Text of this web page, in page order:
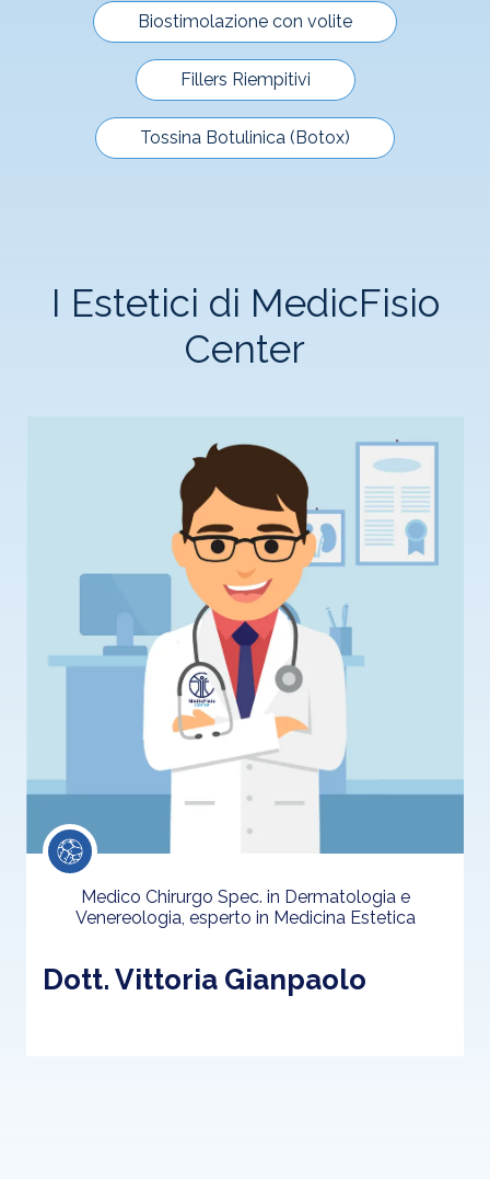
Biostimolazione con volite
Fillers Riempitivi
Tossina Botulinica (Botox)
I Estetici di MedicFisio
Center
Medico Chirurgo Spec. in Dermatologia e
Venereologia, esperto in Medicina Estetica
Dott. Vittoria Gianpaolo